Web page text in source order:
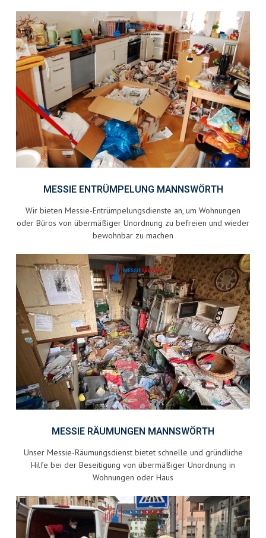
MESSIE ENTRÜMPELUNG MANNSWÖRTH
Wir bieten Messie-Entrümpelungsdienste an, um Wohnungen
oder Büros von übermäßiger Unordnung zu befreien und wieder
bewohnbar zu machen
MESSIE RÄUMUNGEN MANNSWÖRTH
Unser Messie-Räumungsdienst bietet schnelle und gründliche
Hilfe bei der Beseitigung von übermäßiger Unordnung in
Wohnungen oder Haus